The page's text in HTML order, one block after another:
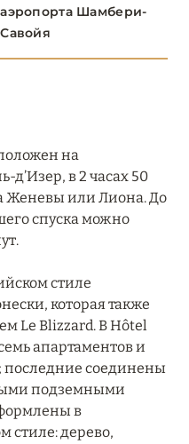
аэропорта Шамбери-
Савойя
на
в 2 часах 50
Женевы или Лиона. До
спуска можно
стиле
которая также
Le Blizzard. В Hôtel
апартаментов и
последние соединены
подземными
в
стиле: дерево,